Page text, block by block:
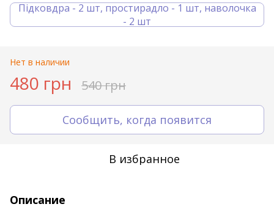
Підковдра - 2 шт, простирадло - 1 шт, наволочка
- 2 шт
Нет в наличии
480 грн 540 грн
Сообщить, когда появится
В избранное
Описание